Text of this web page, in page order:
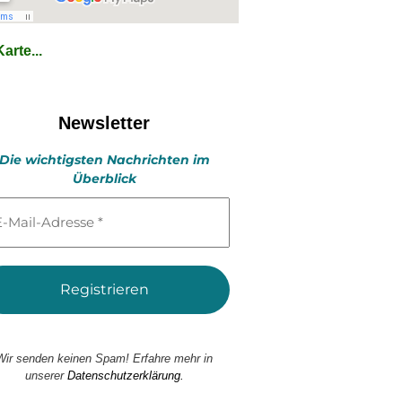
Newsletter
Die wichtigsten Nachrichten im
Überblick
senden keinen Spam! Erfahre mehr in
unserer Datenschutzerklärung.